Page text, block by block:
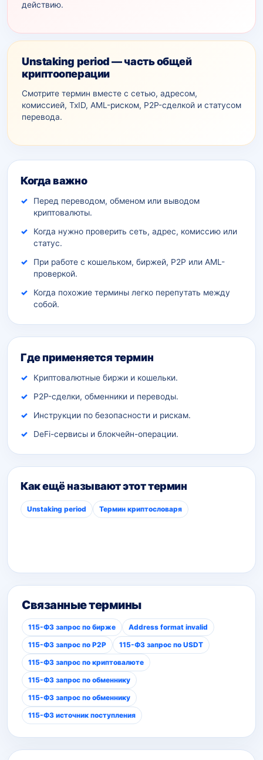
действию.
Unstaking period — часть общей
криптооперации
Смотрите термин вместе с сетью, адресом,
комиссией, TxID, AML-рискoм, P2P-сделкой и статусом
перевода.
Дополнительный контекст
Когда важно
Перед переводом, обменом или выводом
криптовалюты.
Когда нужно проверить сеть, адрес, комиссию или
статус.
При работе с кошельком, биржей, P2P или AML-
проверкой.
Когда похожие термины легко перепутать между
собой.
Где применяется термин
Криптовалютные биржи и кошельки.
P2P-сделки, обменники и переводы.
Инструкции по безопасности и рискам.
DeFi-сервисы и блокчейн-операции.
Как ещё называют этот термин
Unstaking period Термин криптословаря
Связанные термины
115-ФЗ запрос по бирже Address format invalid
115-ФЗ запрос по P2P 115-ФЗ запрос по USDT
115-ФЗ запрос по криптовалюте
115-ФЗ запрос по обменнику
115-ФЗ запрос по обменнику
115-ФЗ источник поступления